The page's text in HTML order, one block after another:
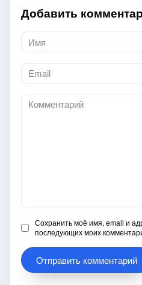
Добавить
Имя
*
Email
*
Комментарий
Сохранить моё имя, email и
последующих моих